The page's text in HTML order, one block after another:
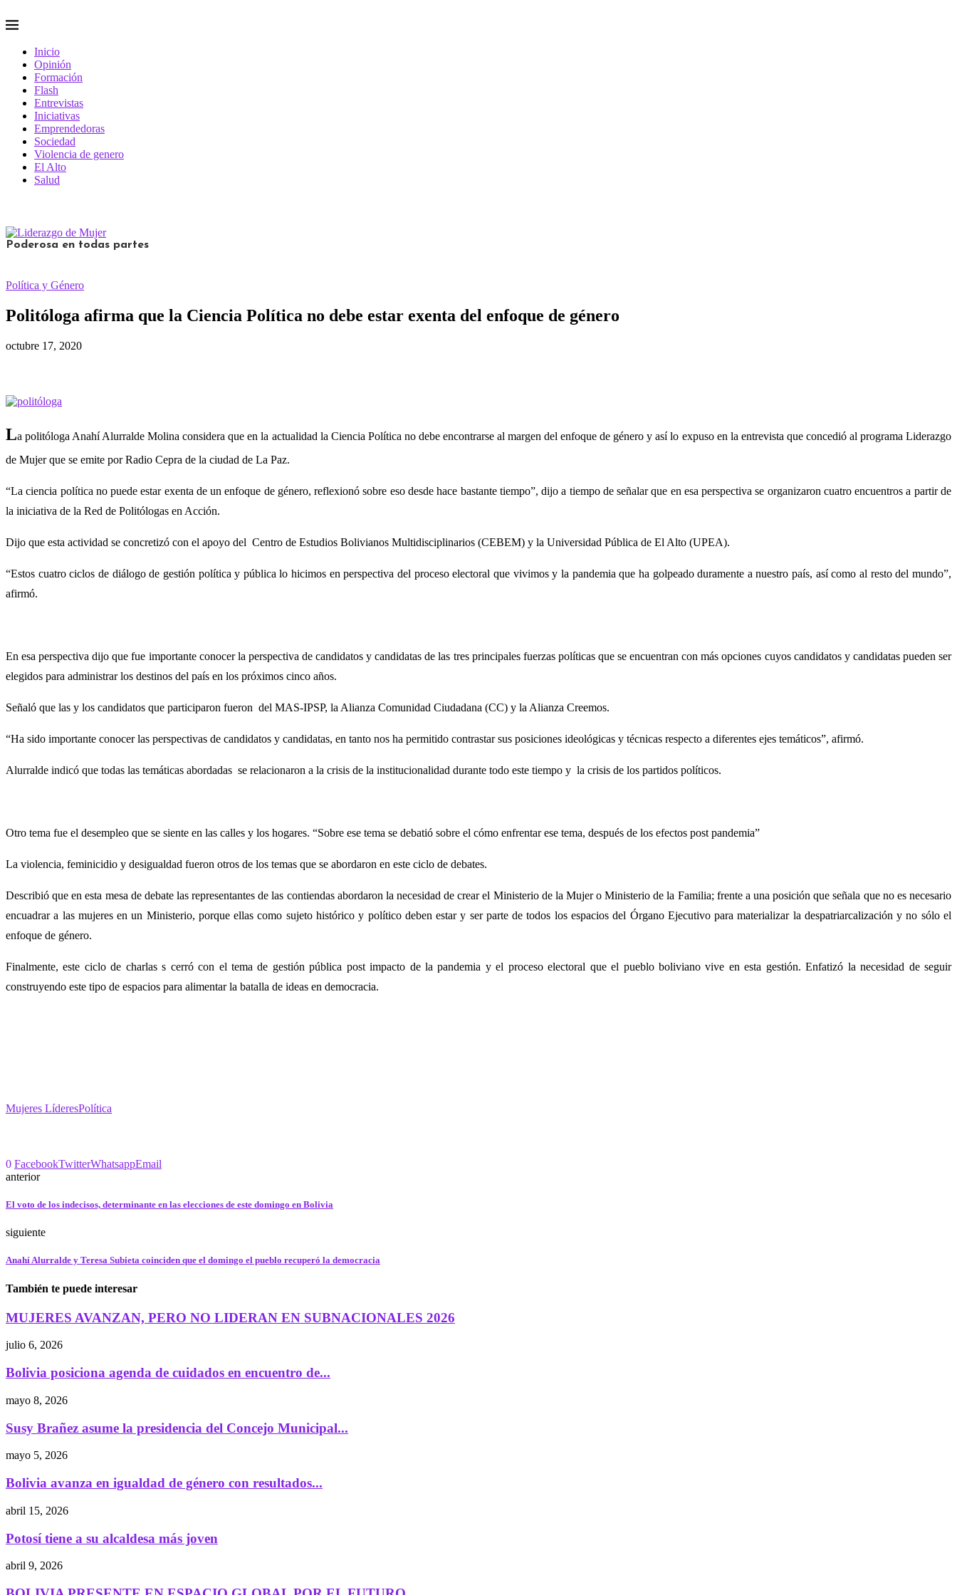
Inicio
Opinión
Formación
Flash
Entrevistas
Iniciativas
Emprendedoras
Sociedad
Violencia de genero
El Alto
Salud
Poderosa en todas partes
Política y Género
Politóloga afirma que la Ciencia Política no debe estar exenta del enfoque de género
octubre 17, 2020
La politóloga Anahí Alurralde Molina considera que en la actualidad la Ciencia Política no debe encontrarse al margen del enfoque de género y así lo expuso en la entrevista que concedió al programa Liderazgo
de Mujer que se emite por Radio Cepra de la ciudad de La Paz.
“La ciencia política no puede estar exenta de un enfoque de género, reflexionó sobre eso desde hace bastante tiempo”, dijo a tiempo de señalar que en esa perspectiva se organizaron cuatro encuentros a partir de
la iniciativa de la Red de Politólogas en Acción.
Dijo que esta actividad se concretizó con el apoyo del Centro de Estudios Bolivianos Multidisciplinarios (CEBEM) y la Universidad Pública de El Alto (UPEA).
“Estos cuatro ciclos de diálogo de gestión política y pública lo hicimos en perspectiva del proceso electoral que vivimos y la pandemia que ha golpeado duramente a nuestro país, así como al resto del mundo”,
afirmó.
En esa perspectiva dijo que fue importante conocer la perspectiva de candidatos y candidatas de las tres principales fuerzas políticas que se encuentran con más opciones cuyos candidatos y candidatas pueden ser
elegidos para administrar los destinos del país en los próximos cinco años.
Señaló que las y los candidatos que participaron fueron del MAS-IPSP, la Alianza Comunidad Ciudadana (CC) y la Alianza Creemos.
“Ha sido importante conocer las perspectivas de candidatos y candidatas, en tanto nos ha permitido contrastar sus posiciones ideológicas y técnicas respecto a diferentes ejes temáticos”, afirmó.
Alurralde indicó que todas las temáticas abordadas se relacionaron a la crisis de la institucionalidad durante todo este tiempo y la crisis de los partidos políticos.
Otro tema fue el desempleo que se siente en las calles y los hogares. “Sobre ese tema se debatió sobre el cómo enfrentar ese tema, después de los efectos post pandemia”
La violencia, feminicidio y desigualdad fueron otros de los temas que se abordaron en este ciclo de debates.
Describió que en esta mesa de debate las representantes de las contiendas abordaron la necesidad de crear el Ministerio de la Mujer o Ministerio de la Familia; frente a una posición que señala que no es necesario
encuadrar a las mujeres en un Ministerio, porque ellas como sujeto histórico y político deben estar y ser parte de todos los espacios del Órgano Ejecutivo para materializar la despatriarcalización y no sólo el
enfoque de género.
Finalmente, este ciclo de charlas s cerró con el tema de gestión pública post impacto de la pandemia y el proceso electoral que el pueblo boliviano vive en esta gestión. Enfatizó la necesidad de seguir
construyendo este tipo de espacios para alimentar la batalla de ideas en democracia.
Mujeres LíderesPolítica
0 FacebookTwitterWhatsappEmail
anterior
El voto de los indecisos, determinante en las elecciones de este domingo en Bolivia
siguiente
Anahí Alurralde y Teresa Subieta coinciden que el domingo el pueblo recuperó la democracia
También te puede interesar
MUJERES AVANZAN, PERO NO LIDERAN EN SUBNACIONALES 2026
julio 6, 2026
Bolivia posiciona agenda de cuidados en encuentro de...
mayo 8, 2026
Susy Brañez asume la presidencia del Concejo Municipal...
mayo 5, 2026
Bolivia avanza en igualdad de género con resultados...
abril 15, 2026
Potosí tiene a su alcaldesa más joven
abril 9, 2026